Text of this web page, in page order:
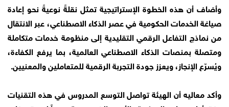
وأضاف أن هذه الخطوة الإستراتيجية تمثل نقلةً نوعيةً نحو إعادة
صياغة الخدمات الحكومية في عصر الذكاء الاصطناعي، عبر الانتقال
من نماذج التفاعل الرقمي التقليدية إلى منظومة خدمات متكاملة
ومتصلة بمنصات الذكاء الاصطناعي العالمية، بما يرفع الكفاءة،
ويُسرّع الإنجاز، ويعزز جودة التجربة الرقمية للمتعاملين والمعنيين.
وأكد معاليه أن الهيئة تواصل التوسع المدروس في هذه التقنيات